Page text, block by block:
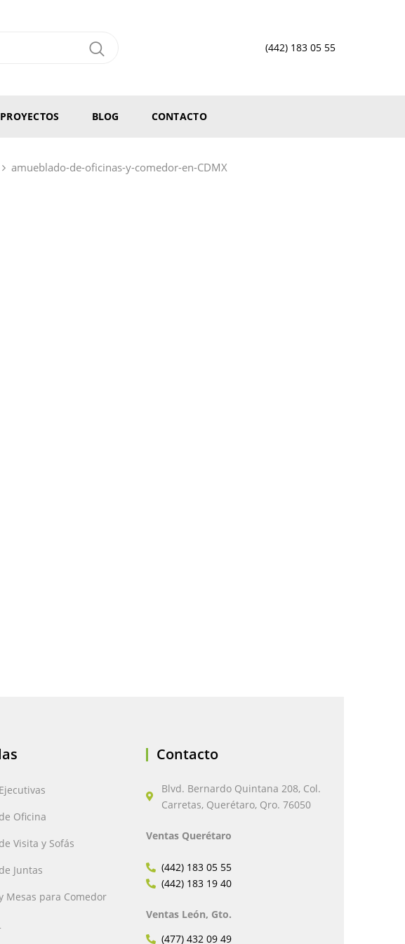
(442) 183 05 55
PROYECTOS BLOG CONTACTO
amueblado-de-oficinas-y-comedor-en-CDMX
Oficina
Visita y Sofás
Juntas
Mesas para Comedor
Contacto
Blvd. Bernardo Quintana 208, Col.
Carretas, Querétaro, Qro. 76050
Ventas Querétaro
(442) 183 05 55
(442) 183 19 40
Ventas León, Gto.
(477) 432 09 49